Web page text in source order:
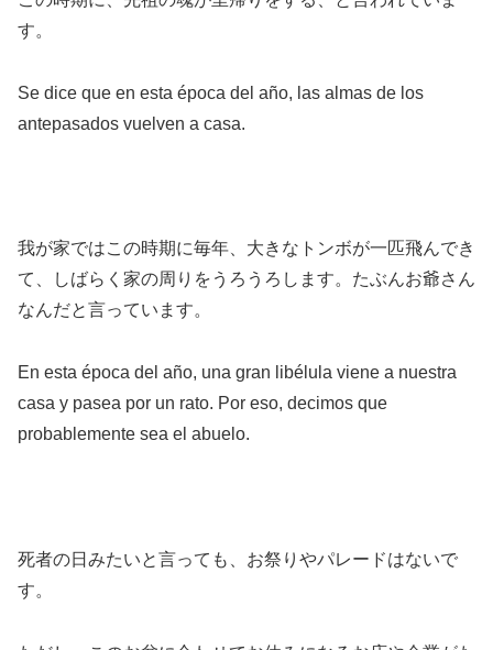
す。
Se dice que en esta época del año, las almas de los
antepasados vuelven a casa.
我が家ではこの時期に毎年、大きなトンボが一匹飛んでき
て、しばらく家の周りをうろうろします。たぶんお爺さん
なんだと言っています。
En esta época del año, una gran libélula viene a nuestra
casa y pasea por un rato. Por eso, decimos que
probablemente sea el abuelo.
死者の日みたいと言っても、お祭りやパレードはないで
す。